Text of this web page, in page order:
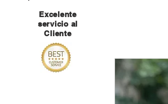
Excelente
servicio al
Cliente